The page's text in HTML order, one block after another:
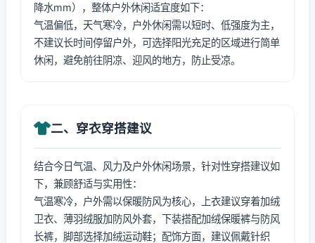
降水mm），整体户外休闲适宜度如下：
气温偏低，天气寒冷，户外休闲需以短时、低强度为主，
不建议长时间停留户外，可选择阳光充足的区域进行简单
休闲，避免前往阴凉、迎风的地方，防止受凉。
二、穿衣穿搭建议
结合今日气温、风力及户外休闲场景，针对性穿搭建议如
下，兼顾舒适与实用性：
气温寒冷，户外需以保暖防风为核心，上衣建议穿着加绒
卫衣、薄羽绒服加防风外套，下装搭配加绒保暖裤与防风
长裤，脚部选择加绒运动鞋；配饰方面，建议佩戴针织